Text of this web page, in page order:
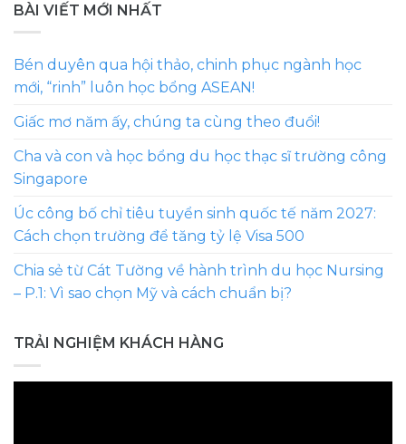
BÀI VIẾT MỚI NHẤT
Bén duyên qua hội thảo, chinh phục ngành học
mới, “rinh” luôn học bổng ASEAN!
Giấc mơ năm ấy, chúng ta cùng theo đuổi!
Cha và con và học bổng du học thạc sĩ trường công
Singapore
Úc công bố chỉ tiêu tuyển sinh quốc tế năm 2027:
Cách chọn trường để tăng tỷ lệ Visa 500
Chia sẻ từ Cát Tường về hành trình du học Nursing
– P.1: Vì sao chọn Mỹ và cách chuẩn bị?
TRẢI NGHIỆM KHÁCH HÀNG